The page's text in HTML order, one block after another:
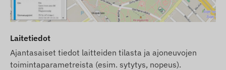
Laitetiedot
Ajantasaiset tiedot laitteiden tilasta ja ajoneuvojen
toimintaparametreista (esim. sytytys, nopeus).